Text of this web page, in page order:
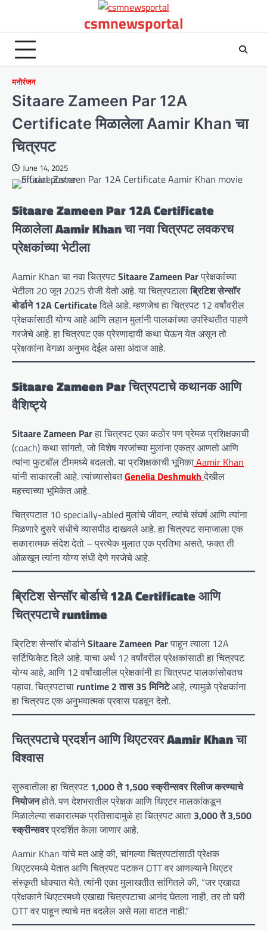
csmnewsportal
मनोरंजन
Sitaare Zameen Par 12A
Certificate मिळालेला Aamir Khan चा
चित्रपट
June 14, 2025
Sitaare Zameen Par 12A Certificate
मिळालेला Aamir Khan चा नवा चित्रपट लवकरच
प्रेक्षकांच्या भेटीला
Aamir Khan चा नवा चित्रपटSitaare Zameen Parप्रेक्षकांच्या
भेटीला 20 जून 2025 रोजी येतो आहे. या चित्रपटालाब्रिटिश सेन्सॉर
बोर्डाने 12A Certificateदिले आहे. म्हणजेच हा चित्रपट 12 वर्षांवरील
प्रेक्षकांसाठी योग्य आहे आणि लहान मुलांनी पालकांच्या उपस्थितीत पाहणे
गरजेचे आहे. हा चित्रपट एक प्रेरणादायी कथा घेऊन येत असून तो
प्रेक्षकांना वेगळा अनुभव देईल असा अंदाज आहे.
Sitaare Zameen Par चित्रपटाचे कथानक आणि
वैशिष्ट्ये
Sitaare Zameen Parहा चित्रपट एका कठोर पण प्रेमळ प्रशिक्षकाची
(coach) कथा सांगतो, जो विशेष गरजांच्या मुलांना एकत्र आणतो आणि
त्यांना फुटबॉल टीममध्ये बदलतो. या प्रशिक्षकाची भूमिकाAamir Khan
यांनी साकारली आहे. त्यांच्यासोबतGenelia Deshmukh देखील
महत्त्वाच्या भूमिकेत आहे.
चित्रपटात 10 specially-abled मुलांचे जीवन, त्यांचे संघर्ष आणि त्यांना
मिळणारे दुसरे संधीचे व्यासपीठ दाखवले आहे. हा चित्रपट समाजाला एक
सकारात्मक संदेश देतो – प्रत्येक मुलात एक प्रतिभा असते, फक्त ती
ओळखून त्यांना योग्य संधी देणे गरजेचे आहे.
ब्रिटिश सेन्सॉर बोर्डाचे 12A Certificate आणि
चित्रपटाचे runtime
ब्रिटिश सेन्सॉर बोर्डानेSitaare Zameen Parपाहून त्याला 12A
सर्टिफिकेट दिले आहे. याचा अर्थ 12 वर्षांवरील प्रेक्षकांसाठी हा चित्रपट
योग्य आहे, आणि 12 वर्षांखालील प्रेक्षकांनी हा चित्रपट पालकांसोबतच
पहावा. चित्रपटाचा runtime 2 तास 35 मिनिटेआहे, त्यामुळे प्रेक्षकांना
हा चित्रपट एक अनुभवात्मक प्रवास घडवून देतो.
चित्रपटाचे प्रदर्शन आणि थिएटरवर Aamir Khan चा
विश्वास
सुरुवातीला हा चित्रपट1,000 ते 1,500 स्क्रीन्सवर रिलीज करण्याचे
नियोजनहोते. पण देशभरातील प्रेक्षक आणि थिएटर मालकांकडून
मिळालेल्या सकारात्मक प्रतिसादामुळे हा चित्रपट आता 3,000 ते 3,500
स्क्रीन्सवरप्रदर्शित केला जाणार आहे.
Aamir Khan यांचे मत आहे की, चांगल्या चित्रपटांसाठी प्रेक्षक
थिएटरमध्ये येतात आणि चित्रपट पटकन OTT वर आणल्याने थिएटर
संस्कृती धोक्यात येते. त्यांनी एका मुलाखतीत सांगितले की, “जर एखाद्या
प्रेक्षकाने थिएटरमध्ये एखाद्या चित्रपटाचा आनंद घेतला नाही, तर तो घरी
OTT वर पाहून त्याचे मत बदलेल असे मला वाटत नाही.”